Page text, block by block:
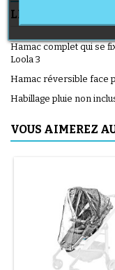
LIVRAISON
Hamac complet qui se
Loola 3
Hamac réversible face
Habillage pluie non
VOUS AIMEREZ